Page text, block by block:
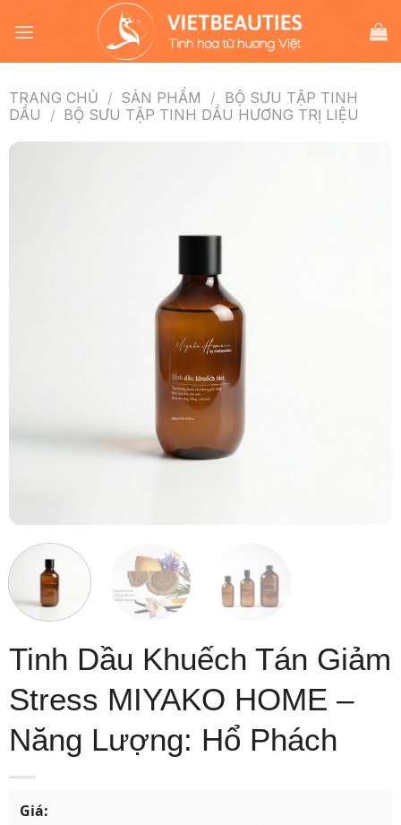
đến
TRANG CHỦ / SẢN PHẨM / BỘ SƯU TẬP TINH
DẦU
/ BỘ SƯU TẬP TINH DẦU HƯƠNG TRỊ LIỆU
Tinh Dầu Khuếch Tán Giảm
Stress MIYAKO HOME –
Năng Lượng: Hổ Phách
Giá: